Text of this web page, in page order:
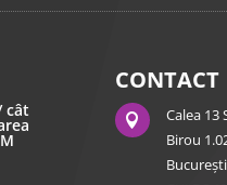
cât
CONTACT

Calea 13
Birou